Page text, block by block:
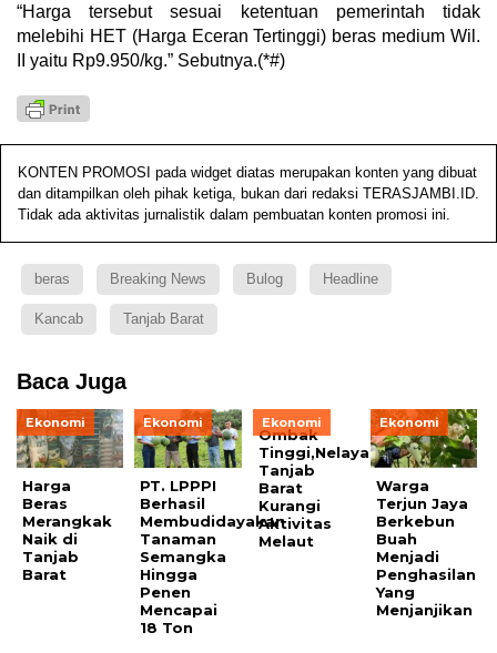
“Harga tersebut sesuai ketentuan pemerintah tidak
melebihi HET (Harga Eceran Tertinggi) beras medium Wil.
II yaitu Rp9.950/kg.” Sebutnya.(*#)
KONTEN PROMOSI pada widget diatas merupakan konten yang dibuat
dan ditampilkan oleh pihak ketiga, bukan dari redaksi TERASJAMBI.ID.
Tidak ada aktivitas jurnalistik dalam pembuatan konten promosi ini.
beras Breaking News Bulog Headline
Kancab Tanjab Barat
Baca Juga
Ekonomi
Harga
Beras
Merangkak
Naik di
Tanjab
Barat
Ekonomi
PT. LPPPI
Berhasil
Membudidayakan
Tanaman
Semangka
Hingga
Penen
Mencapai
18 Ton
Ekonomi
Ombak
Tinggi,Nelayan
Tanjab
Barat
Kurangi
Aktivitas
Melaut
Ekonomi
Warga
Terjun Jaya
Berkebun
Buah
Menjadi
Penghasilan
Yang
Menjanjikan